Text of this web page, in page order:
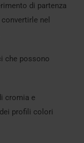
di partenza
nel
che possono
cromia e
profili colori